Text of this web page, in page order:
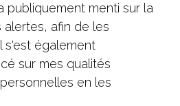
publiquement menti sur la
afin de les
s'est également
sur mes qualités
en les